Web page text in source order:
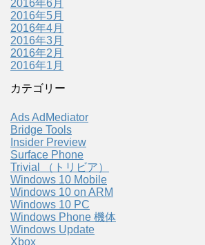
2016年6月
2016年5月
2016年4月
2016年3月
2016年2月
2016年1月
カテゴリー
Ads AdMediator
Bridge Tools
Insider Preview
Surface Phone
Trivial （トリビア）
Windows 10 Mobile
Windows 10 on ARM
Windows 10 PC
Windows Phone 機体
Windows Update
Xbox